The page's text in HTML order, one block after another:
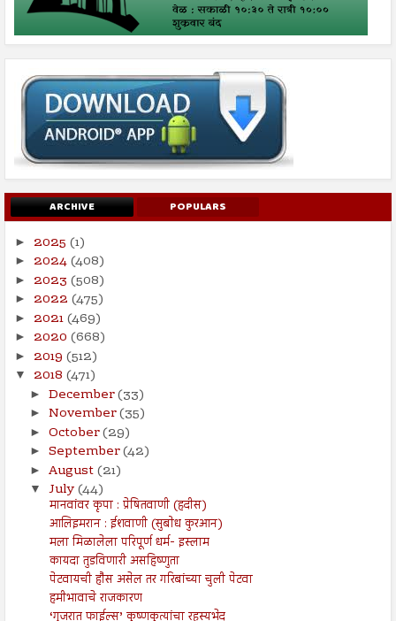
ARCHIVE POPULARS
► 2025 (1)
► 2024(408)
► 2023 (508)
► 2022 (475)
► 2021(469)
► 2020 (668)
► 2019 (512)
▼ 2018 (471)
► December(33)
► November(35)
► October(29)
► September(42)
► August(21)
▼ July(44)
मानवांवर कृपा : प्रेषितवाणी (हदीस)
आलिइमरान : ईशवाणी (सुबोध कुरआन)
मला मिळालेला परिपूर्ण धर्म- इस्लाम
कायदा तुडविणारी असहिष्णुता
पेटवायची हौस असेल तर गरिबांच्या चुली पेटवा
हमीभावाचे राजकारण